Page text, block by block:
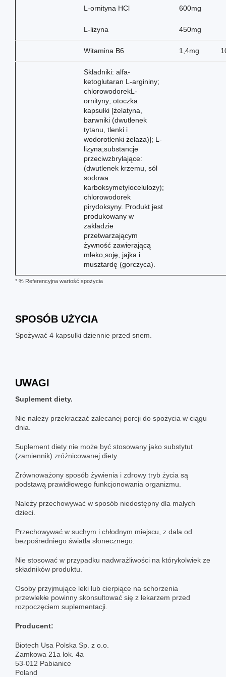
L-ornityna HCl 600mg
L-lizyna 450mg
Witamina B6 1,4mg
Składniki: alfa-
ketoglutaran L-argininy;
chlorowodorekL-
ornityny; otoczka
kapsułki [żelatyna,
barwniki (dwutlenek
tytanu, tlenki i
wodorotlenki żelaza)]; L-
lizyna;substancje
przeciwzbrylające:
(dwutlenek krzemu, sól
sodowa
karboksymetylocelulozy);
chlorowodorek
pirydoksyny. Produkt jest
produkowany w
zakładzie
przetwarzającym
żywność zawierającą
mleko,soję, jajka i
musztardę (gorczyca).
* % Referencyjna wartość spożycia
SPOSÓB UŻYCIA
Spożywać 4 kapsułki dziennie przed snem.
UWAGI
Suplement diety.
Nie należy przekraczać zalecanej porcji do spożycia w ciągu
dnia.
Suplement diety nie może być stosowany jako substytut
(zamiennik) zróżnicowanej diety.
Zrównoważony sposób żywienia i zdrowy tryb życia są
podstawą prawidłowego funkcjonowania organizmu.
Należy przechowywać w sposób niedostępny dla małych
dzieci.
Przechowywać w suchym i chłodnym miejscu, z dala od
bezpośredniego światła słonecznego.
Nie stosować w przypadku nadwrażliwości na którykolwiek ze
składników produktu.
Osoby przyjmujące leki lub cierpiące na schorzenia
przewlekłe powinny skonsultować się z lekarzem przed
rozpoczęciem suplementacji.
Producent:
Biotech Usa Polska Sp. z o.o.
Zamkowa 21a lok. 4a
53-012 Pabianice
Poland